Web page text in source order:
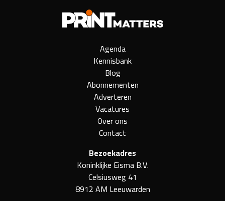
Agenda
Kennisbank
Blog
Abonnementen
Adverteren
Vacatures
Over ons
Contact
Bezoekadres
Koninklijke Eisma B.V.
Celsiusweg 41
8912 AM Leeuwarden